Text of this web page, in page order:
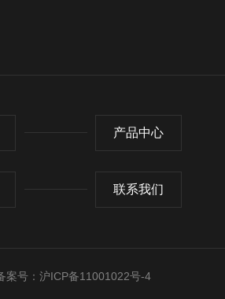
产品中心
联系我们
案号：沪ICP备11001022号-4